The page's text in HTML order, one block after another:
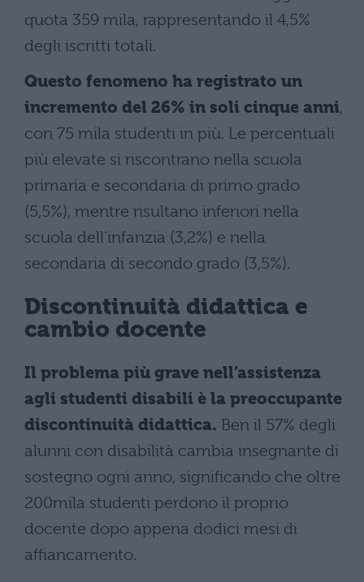
quota 359 mila, rappresentando il 4,5%
degli iscritti totali.
Questo fenomeno ha registrato un
incremento del 26% in soli cinque anni,
con 75 mila studenti in più. Le percentuali
più elevate si riscontrano nella scuola
primaria e secondaria di primo grado
(5,5%), mentre risultano inferiori nella
scuola dell’infanzia (3,2%) e nella
secondaria di secondo grado (3,5%).
Discontinuità didattica e
cambio docente
Il problema più grave nell’assistenza
agli studenti disabili è la preoccupante
discontinuità didattica. Ben il 57% degli
alunni con disabilità cambia insegnante di
sostegno ogni anno, significando che oltre
200mila studenti perdono il proprio
docente dopo appena dodici mesi di
affiancamento.